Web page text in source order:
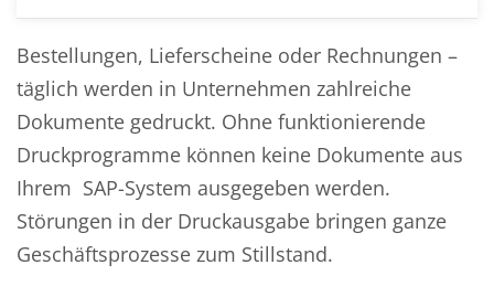
Bestellungen, Lieferscheine oder Rechnungen –
täglich werden in Unternehmen zahlreiche
Dokumente gedruckt. Ohne funktionierende
Druckprogramme können keine Dokumente aus
Ihrem SAP-System ausgegeben werden.
Störungen in der Druckausgabe bringen ganze
Geschäftsprozesse zum Stillstand.